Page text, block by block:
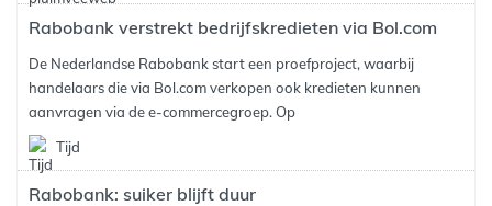
Rabobank verstrekt bedrijfskredieten via Bol.com
De Nederlandse Rabobank start een proefproject, waarbij
handelaars die via Bol.com verkopen ook kredieten kunnen
aanvragen via de e-commercegroep. Op
Tijd
Rabobank: suiker blijft duur